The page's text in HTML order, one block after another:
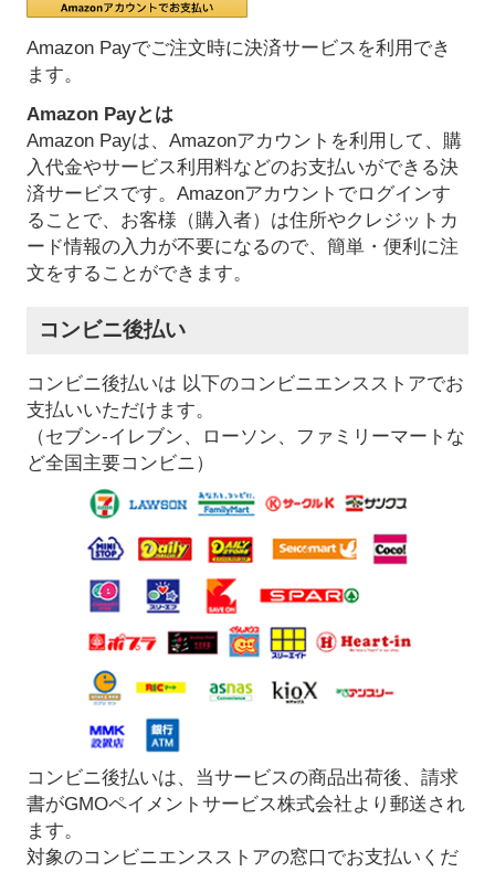
Amazon Payでご注文時に決済サービスを利用でき
ます。
Amazon Payとは
Amazon Payは、Amazonアカウントを利用して、購
入代金やサービス利用料などのお支払いができる決
済サービスです。Amazonアカウントでログインす
ることで、お客様（購入者）は住所やクレジットカ
ード情報の入力が不要になるので、簡単・便利に注
文をすることができます。
コンビニ後払い
コンビニ後払いは 以下のコンビニエンスストアでお
支払いいただけます。
（セブン-イレブン、ローソン、ファミリーマートな
ど全国主要コンビニ）
コンビニ後払いは、当サービスの商品出荷後、請求
書がGMOペイメントサービス株式会社より郵送され
ます。
対象のコンビニエンスストアの窓口でお支払いくだ